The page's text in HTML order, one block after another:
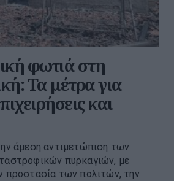
φωτιά στη
Τα μέτρα για
και
άμεση αντιμετώπιση των
πυρκαγιών, με
προστασία των πολιτών, την